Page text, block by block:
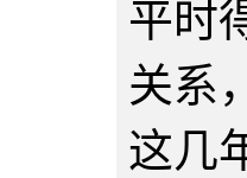
平时
关系
这几